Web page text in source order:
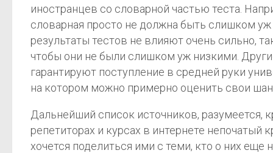
иностранцев со словарной частью теста.
словарная просто не должна быть слишком
результаты тестов не влияют очень сильно,
чтобы они не были слишком уж низкими.
гарантируют поступление в средней руки
на котором можно примерно оценить свои
Дальнейший список источников, разумеется,
репетиторах и курсах в интернете
хочется поделиться ими с теми, кто о них еще